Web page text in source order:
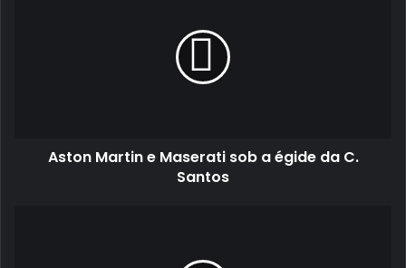
SantosAston Martin e Maserati sob a égide da C.
Santos